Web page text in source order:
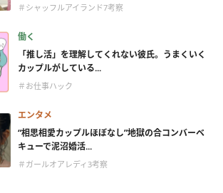
＃シャッフルアイランド7考察
働く
「推し活」を理解してくれない彼氏。うまくいく
カップルがしている...
＃お仕事ハック
エンタメ
“相思相愛カップルほぼなし”地獄の合コンバーベ
キューで泥沼婚活...
＃ガールオアレディ3考察